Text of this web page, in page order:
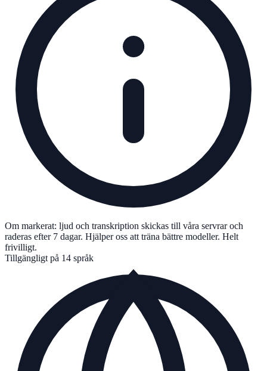
Om markerat: ljud och transkription skickas till våra servrar och
raderas efter 7 dagar. Hjälper oss att träna bättre modeller. Helt
frivilligt.
Tillgängligt på 14 språk